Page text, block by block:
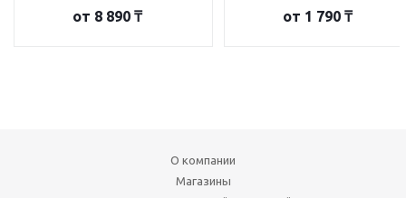
от 8 890 ₸ от 1 790 ₸
О компании
Магазины